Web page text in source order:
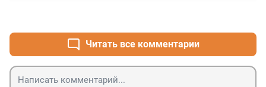
Читать все комментарии